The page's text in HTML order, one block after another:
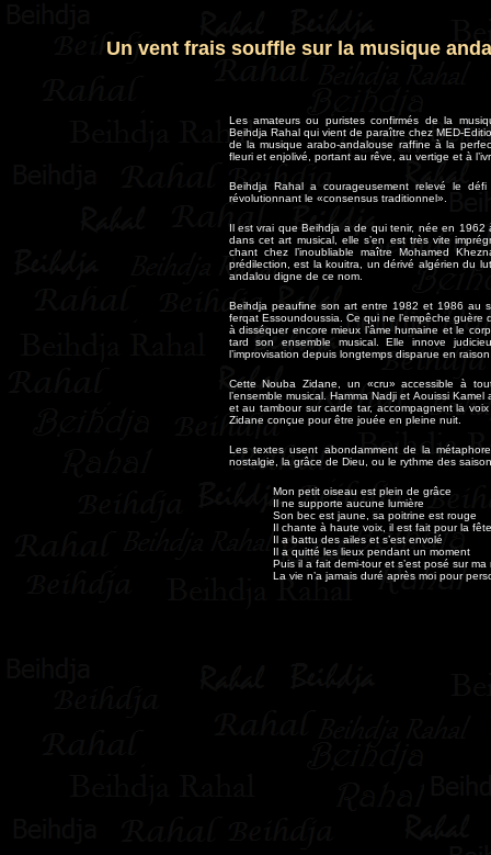
Un vent frais souffle sur la musique
Les amateurs ou puristes confirmés de la
Beihdja Rahal qui vient de paraître chez MED-
de la musique arabo-andalouse raffine à la
fleuri et enjolivé, portant au rêve, au vertige et à
Beihdja Rahal a courageusement relevé le
révolutionnant le «consensus traditionnel».
Il est vrai que Beihdja a de qui tenir, née en 1962
dans cet art musical, elle s’en est très vite
chant chez l’inoubliable maître Mohamed
prédilection, est la kouitra, un dérivé algérien du
andalou digne de ce nom.
Beihdja peaufine son art entre 1982 et 1986 au
ferqat Essoundoussia. Ce qui ne l’empêche
à disséquer encore mieux l’âme humaine et le
tard son ensemble musical. Elle innove
l’improvisation depuis longtemps disparue en
Cette Nouba Zidane, un «cru» accessible à
l’ensemble musical. Hamma Nadji et Aouissi
et au tambour sur carde tar, accompagnent la
Zidane conçue pour être jouée en pleine nuit.
Les textes usent abondamment de la
nostalgie, la grâce de Dieu, ou le rythme des
Mon petit oiseau est plein de grâce
Il ne supporte aucune lumière
Son bec est jaune, sa poitrine est rouge
Il chante à haute voix, il est fait pour la fête
Il a battu des ailes et s’est envolé
Il a quitté les lieux pendant un moment
Puis il a fait demi-tour et s’est posé sur ma
La vie n’a jamais duré après moi pour